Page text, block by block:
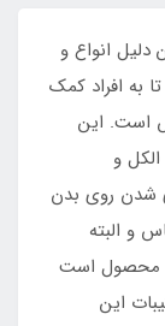
انواع و
به افراد کمک
است. این
و
شدن روی بدن
و البته
محصول است
این